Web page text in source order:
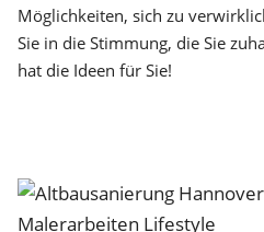
Möglichkeiten, sich zu
Sie in die Stimmung, die Sie
hat die Ideen für Sie!